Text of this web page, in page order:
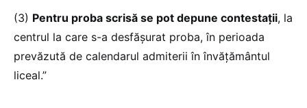
(3) Pentru proba scrisă se pot depune contestații, la
centrul la care s-a desfășurat proba, în perioada
prevăzută de calendarul admiterii în învățământul
liceal.”